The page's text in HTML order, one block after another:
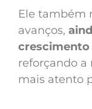
Ele também
avanços,
crescimento
reforçando a
mais atento